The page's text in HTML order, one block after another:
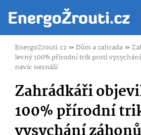
EnergoZrouti.cz»Dům a zahrada»
levný 100% přírodní trik proti
navíc nesnáší
Zahrádkáři
100% přírodní